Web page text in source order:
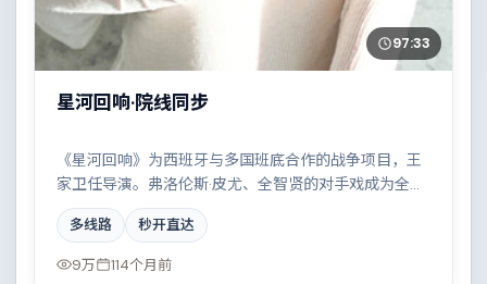
97:33
星河回响·院线同步
《星河回响》为西班牙与多国班底合作的战争项目，王
家卫任导演。弗洛伦斯·皮尤、全智贤的对手戏成为全片
高光，一场看似偶然的事故牵出陈年秘辛。配乐与摄影
风格统一，具备院线质感。
多线路 秒开直达
9万 114个月前